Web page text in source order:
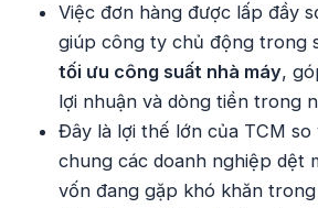
Việc đơn hàng được lấp đầy
giúp công ty chủ động trong
tối ưu công suất nhà máy,
lợi nhuận và dòng tiền trong
Đây là lợi thế lớn của TCM so
chung các doanh nghiệp dệt
vốn đang gặp khó khăn